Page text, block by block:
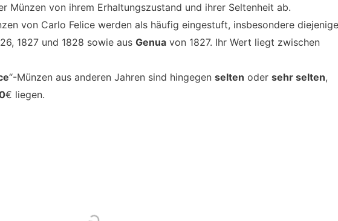
Münzen von ihrem Erhaltungszustand und ihrer Seltenheit ab.
von Carlo Felice werden als häufig eingestuft, insbesondere
1827 und 1828 sowie aus Genua von 1827. Ihr Wert liegt zwischen
“-Münzen aus anderen Jahren sind hingegen selten oder sehr selten,
€ liegen.